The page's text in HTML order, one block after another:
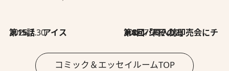
2026.7.30
第15話 アイス 2026.7.30
第8回「同人誌即売会にチャレンジ その2」
コミック＆エッセイルームTOP